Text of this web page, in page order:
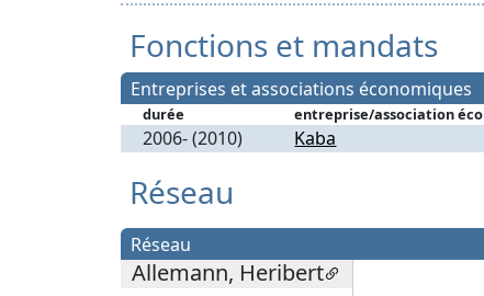
Fonctions et mandats
Entreprises et associations économiques
durée entreprise/association éco
2006- (2010) Kaba
Réseau
Réseau
Allemann, Heribert